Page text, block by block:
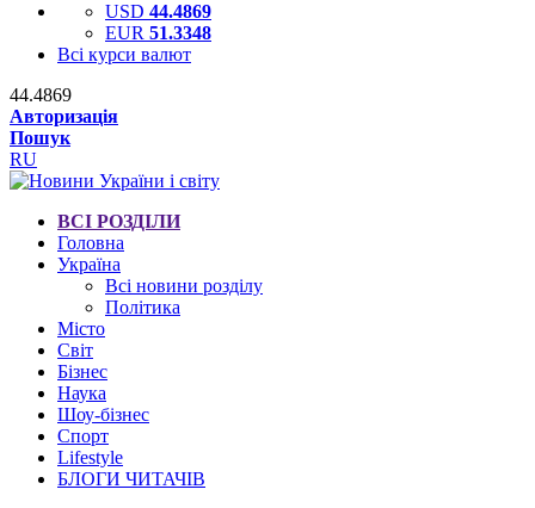
USD 44.4869
EUR 51.3348
Всі курси валют
44.4869
Авторизація
Пошук
RU
ВСІ РОЗДІЛИ
Головна
Україна
Всі новини розділу
Політика
Місто
Світ
Бізнес
Наука
Шоу-бізнес
Спорт
Lifestyle
БЛОГИ ЧИТАЧІВ